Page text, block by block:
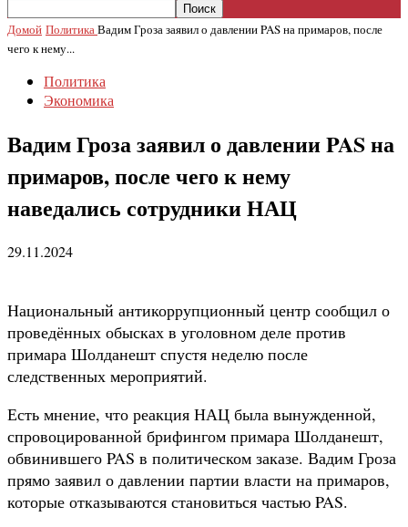
Домой ПолитикаВадим Гроза заявил о давлении PAS на примаров, после
чего к нему...
Политика
Экономика
Вадим Гроза заявил о давлении PAS на
примаров, после чего к нему
наведались сотрудники НАЦ
29.11.2024
Национальный антикоррупционный центр сообщил о
проведённых обысках в уголовном деле против
примара Шолданешт спустя неделю после
следственных мероприятий.
Есть мнение, что реакция НАЦ была вынужденной,
спровоцированной брифингом примара Шолданешт,
обвинившего PAS в политическом заказе. Вадим Гроза
прямо заявил о давлении партии власти на примаров,
которые отказываются становиться частью PAS.